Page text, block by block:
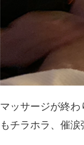
マッサージが終
もチラホラ、催涙